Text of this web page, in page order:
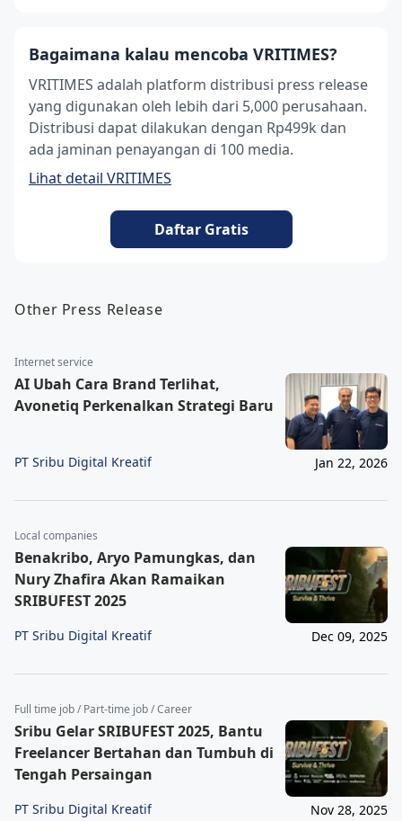
Bagaimana kalau mencoba VRITIMES?
VRITIMES adalah platform distribusi press release
yang digunakan oleh lebih dari 5,000 perusahaan.
Distribusi dapat dilakukan dengan Rp499k dan
ada jaminan penayangan di 100 media.
Lihat detail VRITIMES
Daftar Gratis
Other Press Release
Internet service
AI Ubah Cara Brand Terlihat,
Avonetiq Perkenalkan Strategi Baru
PT Sribu Digital Kreatif Jan 22, 2026
Local companies
Benakribo, Aryo Pamungkas, dan
Nury Zhafira Akan Ramaikan
SRIBUFEST 2025
PT Sribu Digital Kreatif Dec 09, 2025
Full time job / Part-time job / Career
Sribu Gelar SRIBUFEST 2025, Bantu
Freelancer Bertahan dan Tumbuh di
Tengah Persaingan
PT Sribu Digital Kreatif Nov 28, 2025